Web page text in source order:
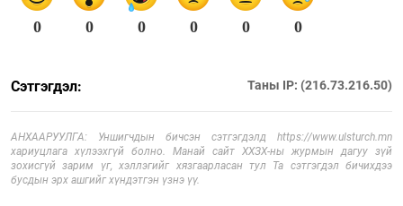
0 0 0 0 0 0
Сэтгэгдэл: Таны IP: (216.73.216.50)
АНХААРУУЛГА: Уншигчдын бичсэн сэтгэгдэлд https://www.ulsturch.mn
хариуцлага хүлээхгүй болно. Манай сайт ХХЗХ-ны журмын дагуу зүй
зохисгүй зарим үг, хэллэгийг хязгаарласан тул Та сэтгэгдэл бичихдээ
бусдын эрх ашгийг хүндэтгэн үзнэ үү.